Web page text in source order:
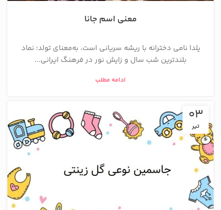
معنی اسم جانا
یلدا نامی دخترانه با ریشه سریانی است، به‌معنای تولد؛ نماد
بلندترین شب سال و زایش نور در فرهنگ ایرانی...
ادامه مطلب
03
تیر